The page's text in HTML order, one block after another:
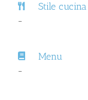
Stile cucina
–
Menu
–